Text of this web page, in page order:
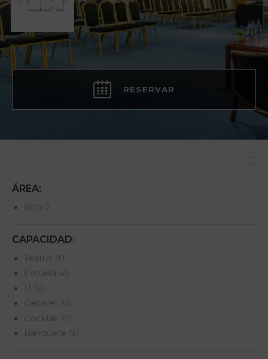
RESERVAR
ÁREA:
80m2
CAPACIDAD:
Teatro 70
Escuela 45
U 30
Cabaret 35
Cocktail 70
Banquete 50